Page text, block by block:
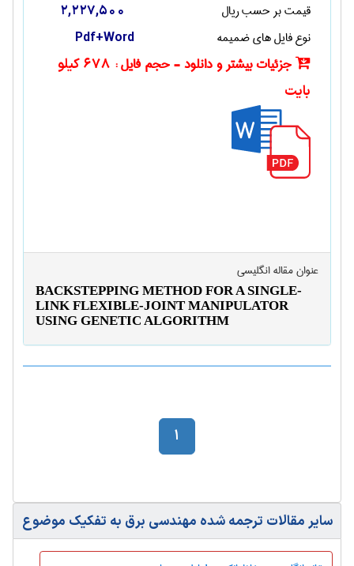
قیمت بر حسب ریال 2,227,500
نوع فایل های ضمیمه Pdf+Word
جزئیات بیشتر و دانلود - حجم فایل :
678 کیلو
بایت
عنوان مقاله انگليسی
BACKSTEPPING METHOD FOR A SINGLE-
LINK FLEXIBLE-JOINT MANIPULATOR
USING GENETIC ALGORITHM
1
سایر مقالات ترجمه شده مهندسی برق به تفکیک موضوع